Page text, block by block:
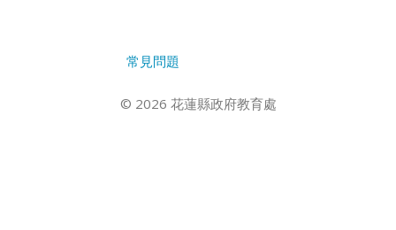
常見問題
© 2026 花蓮縣政府教育處